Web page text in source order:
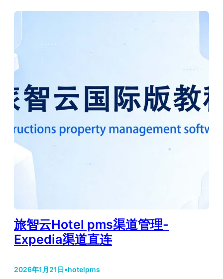
旅智云Hotel pms渠道管理-
Expedia渠道直连
2026年1月21日•hotelpms